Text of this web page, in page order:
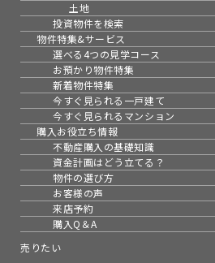
土地
投資物件を検索
物件特集&サービス
選べる4つの見学コース
お預かり物件特集
新着物件特集
今すぐ見られる一戸建て
今すぐ見られるマンション
購入お役立ち情報
不動産購入の基礎知識
資金計画はどう立てる？
物件の選び方
お客様の声
来店予約
購入Q＆A
売りたい